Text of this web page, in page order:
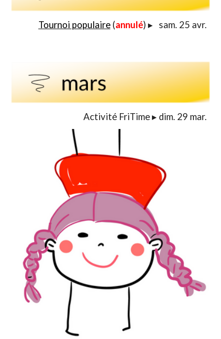
Tournoi populaire(annulé) ▸ sam. 25 avr.
Activité FriTime ▸ dim. 29 mar.